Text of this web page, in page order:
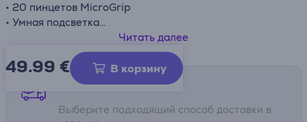
• 20 пинцетов MicroGrip
• Умная подсветка
Читать далее
49.99 € В корзину
Способы доставки
Выберите подходящий способ доставки в